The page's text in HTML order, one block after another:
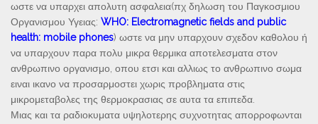
ωστε να υπαρχει απολυτη ασφαλεια(πχ δηλωση του Παγκοσμιου
Οργανισμου Υγειας: WHO: Electromagnetic fields and public
health: mobile phones) ωστε να μην υπαρχουν σχεδον καθολου ή
να υπαρχουν παρα πολυ μικρα θερμικα αποτελεσματα στον
ανθρωπινο οργανισμο, οπου ετσι και αλλιως το ανθρωπινο σωμα
ειναι ικανο να προσαρμοστει χωρις προβληματα στις
μικρομεταβολες της θερμοκρασιας σε αυτα τα επιπεδα.
Μιας και τα ραδιοκυματα υψηλοτερης συχνοτητας απορροφωνται